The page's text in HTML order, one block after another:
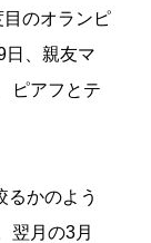
のオランピ
日、親友マ
ピアフとテ
るかのよう
翌月の3月